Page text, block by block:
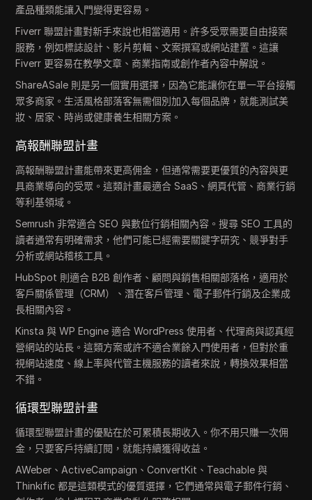
產品種類能讓入門變得更容易。
Fiverr 聯盟計畫對新手來說也相當適用。許多受眾需要自由接案
服務，例如標誌設計、影片剪輯、文案撰寫或網站建置。這讓
Fiverr 更容易在教學文章、商業指南或創作者內容中解說。
ShareASale 則是另一個實用選擇，因為它能讓你在單一平台接觸
眾多商家。生活風格部落客無需個別加入每個品牌，就能測試美
妝、居家、時尚或健康養生相關方案。
高報酬聯盟計畫
高報酬聯盟計畫能帶來更高佣金，但通常需要更優質的內容與更
具商業導向的受眾。這類計畫最適合 SaaS、網頁代管、商業行銷
等利基領域。
Semrush 非常適合 SEO 與數位行銷相關內容。搜尋 SEO 工具的
讀者通常有明確需求，他們可能已經需要關鍵字研究、競爭對手
分析或網站稽核工具。
HubSpot 則適合 B2B 創作者、顧問與銷售相關部落格，適用於
客戶關係管理（CRM）、潛在客戶管理、電子郵件行銷及企業成
長相關內容。
Kinsta 與 WP Engine 適合 WordPress 使用者、代理商與認真經
營網站的站長。這類方案或許不適合業餘入門使用者，但對於重
視網站速度、線上率與代管主機服務的讀者來說，轉換效果相當
不錯。
循環型聯盟計畫
循環型聯盟計畫的優點在於可累積長期收入。你不用只賺一次佣
金，只要客戶持續訂閱，就能持續獲得收益。
AWeber、ActiveCampaign、ConvertKit、Teachable 與
Thinkific 都是這類模式的優質選擇，它們通常與電子郵件行銷、